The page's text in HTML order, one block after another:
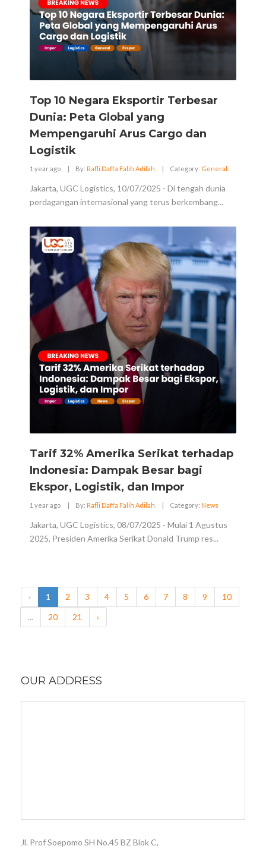
Top 10 Negara Eksportir Terbesar
Dunia: Peta Global yang
Mempengaruhi Arus Cargo dan
Logistik
1 year ago | By: Rafli Daffa Falih Adilah | Category: General
Jakarta, UGC Logistics, 10/07/2025 - Di tengah dunia
perdagangan internasional yang terus berkembang...
Tarif 32% Amerika Serikat terhadap
Indonesia: Dampak Besar bagi
Ekspor, Logistik, dan Impor
1 year ago | By: Rafli Daffa Falih Adilah | Category: News
Jakarta, UGC Logistics, 08/07/2025 - Mulai 1 Agustus
2025, Presiden Amerika Serikat Donald Trump res...
‹ 1 2 3 4 5 6 7 8 9
10
...
20 21 ›
OUR ADDRESS
Jl. Prof Soepomo SH No.45 BZ Blok C,